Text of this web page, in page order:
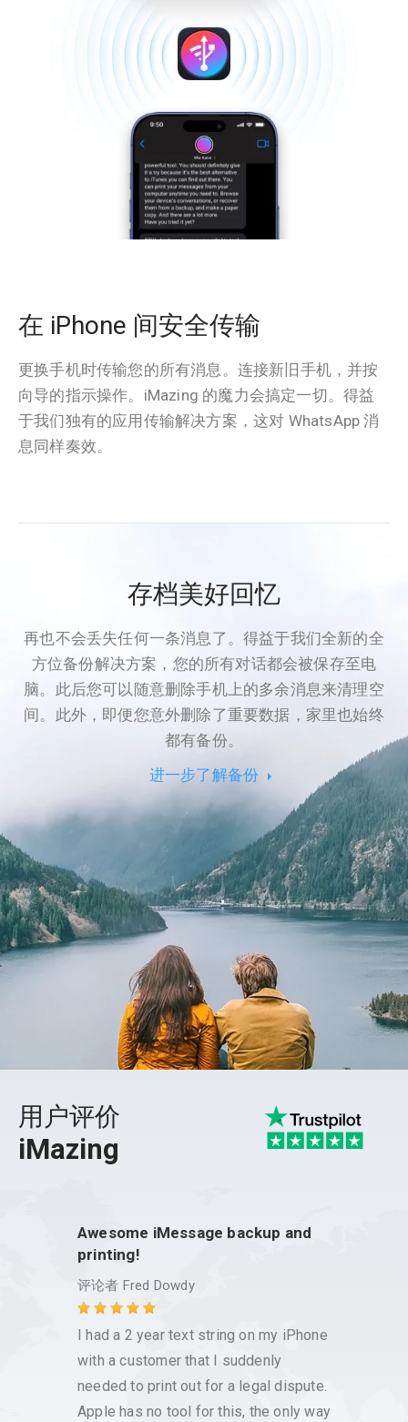
在 iPhone 间安全传输
更换手机时传输您的所有消息。连接新旧手机，并按
向导的指示操作。iMazing 的魔力会搞定一切。得益
于我们独有的应用传输解决方案，这对 WhatsApp 消
息同样奏效。
存档美好回忆
再也不会丢失任何一条消息了。得益于我们全新的全
方位备份解决方案，您的所有对话都会被保存至电
脑。此后您可以随意删除手机上的多余消息来清理空
间。此外，即便您意外删除了重要数据，家里也始终
都有备份。
进一步了解备份
用户评价
iMazing
Awesome iMessage backup and
printing!
评论者 Fred Dowdy
I had a 2 year text string on my iPhone
with a customer that I suddenly
needed to print out for a legal dispute.
Apple has no tool for this, the only way